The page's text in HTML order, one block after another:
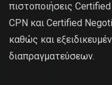
πιστοποιήσεις
CPN και Certified
καθώς και
διαπραγματεύσεων.